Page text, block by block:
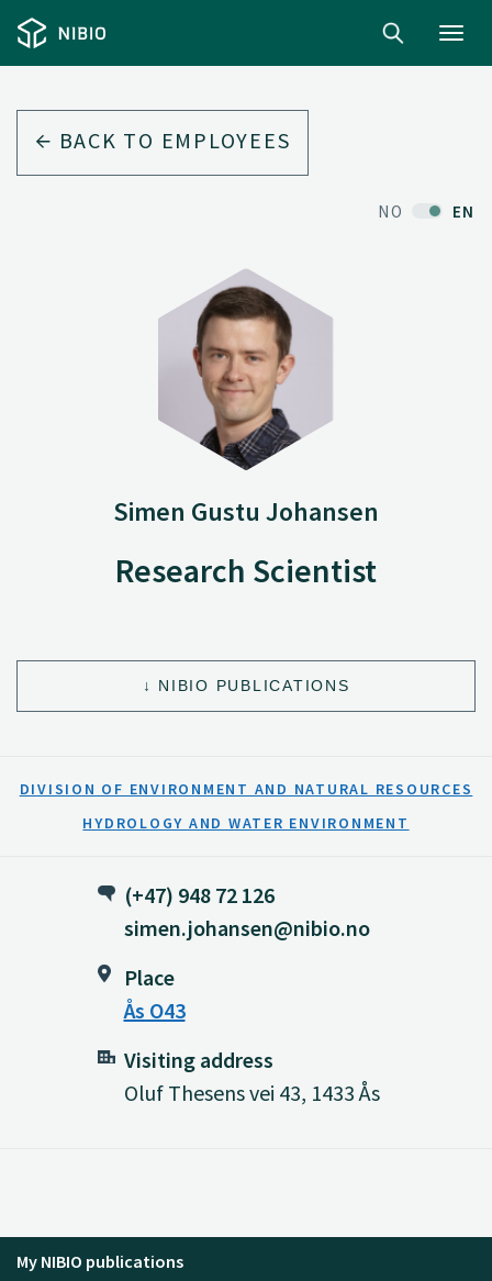
BACK TO EMPLOYEES
NO EN
Simen Gustu Johansen
Research Scientist
NIBIO PUBLICATIONS
DIVISION OF ENVIRONMENT AND NATURAL RESOURCES
HYDROLOGY AND WATER ENVIRONMENT
(+47) 948 72 126
simen.johansen@nibio.no
Place
Ås O43
Visiting address
Oluf Thesens vei 43, 1433 Ås
My NIBIO publications